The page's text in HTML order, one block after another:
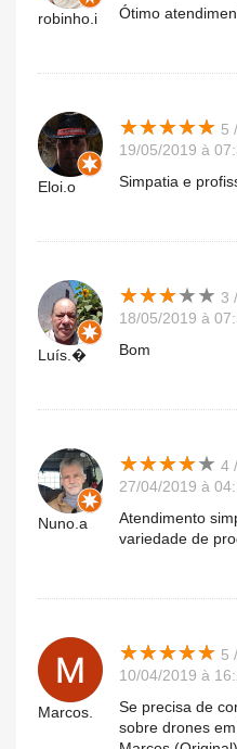
robinho.i
Ótimo
Eloi.o
★★★★★
★★★★★ 5
19/05/2019 à
Simpatia e
Luís.�
★★★★★
★★★★★ 3
18/05/2019 à
Bom
Nuno.a
★★★★★
★★★★★ 4
27/04/2019 à
Atendimento
variedade de
Marcos.
★★★★★
★★★★★ 5
10/04/2019 à
Se precisa de
sobre drones